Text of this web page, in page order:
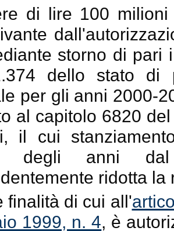
di lire 100
storno di pari
dello stato
per gli anni 2000-
al capitolo 6820
il cui
degli anni
ridotta
finalità di cui all'
1999, n. 4, è